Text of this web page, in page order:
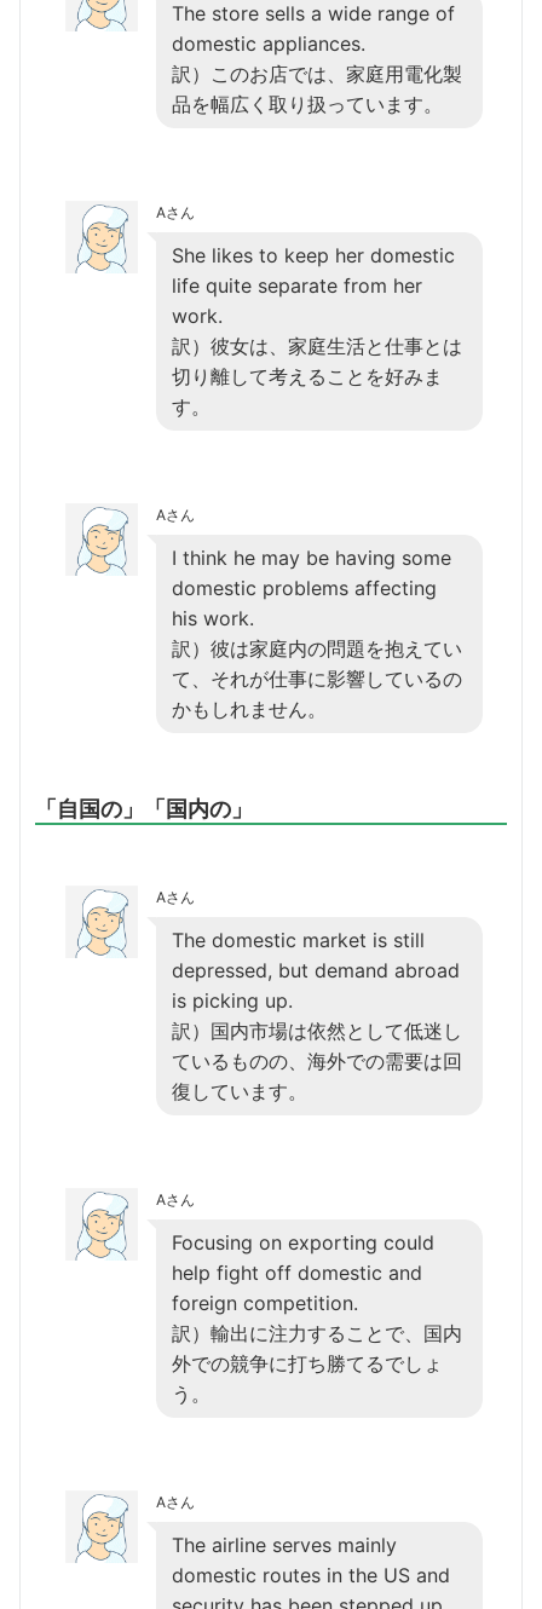
The store sells a wide range of
domestic appliances.
訳）このお店では、家庭用電化製
品を幅広く取り扱っています。
Aさん
She likes to keep her domestic
life quite separate from her
work.
訳）彼女は、家庭生活と仕事とは
切り離して考えることを好みま
す。
Aさん
I think he may be having some
domestic problems affecting
his work.
訳）彼は家庭内の問題を抱えてい
て、それが仕事に影響しているの
かもしれません。
「自国の」「国内の」
Aさん
The domestic market is still
depressed, but demand abroad
is picking up.
訳）国内市場は依然として低迷し
ているものの、海外での需要は回
復しています。
Aさん
Focusing on exporting could
help fight off domestic and
foreign competition.
訳）輸出に注力することで、国内
外での競争に打ち勝てるでしょ
う。
Aさん
The airline serves mainly
domestic routes in the US and